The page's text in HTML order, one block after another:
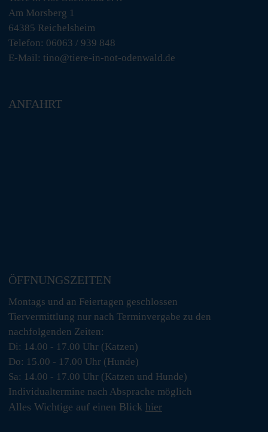
Am Morsberg 1
64385 Reichelsheim
Telefon: 06063 / 939 848
E-Mail: tino@tiere-in-not-odenwald.de
ANFAHRT
ÖFFNUNGSZEITEN
Montags und an Feiertagen geschlossen
Tiervermittlung nur nach Terminvergabe zu den
nachfolgenden Zeiten:
Di: 14.00 - 17.00 Uhr (Katzen)
Do: 15.00 - 17.00 Uhr (Hunde)
Sa: 14.00 - 17.00 Uhr (Katzen und Hunde)
Individualtermine nach Absprache möglich
Alles Wichtige auf einen Blick hier